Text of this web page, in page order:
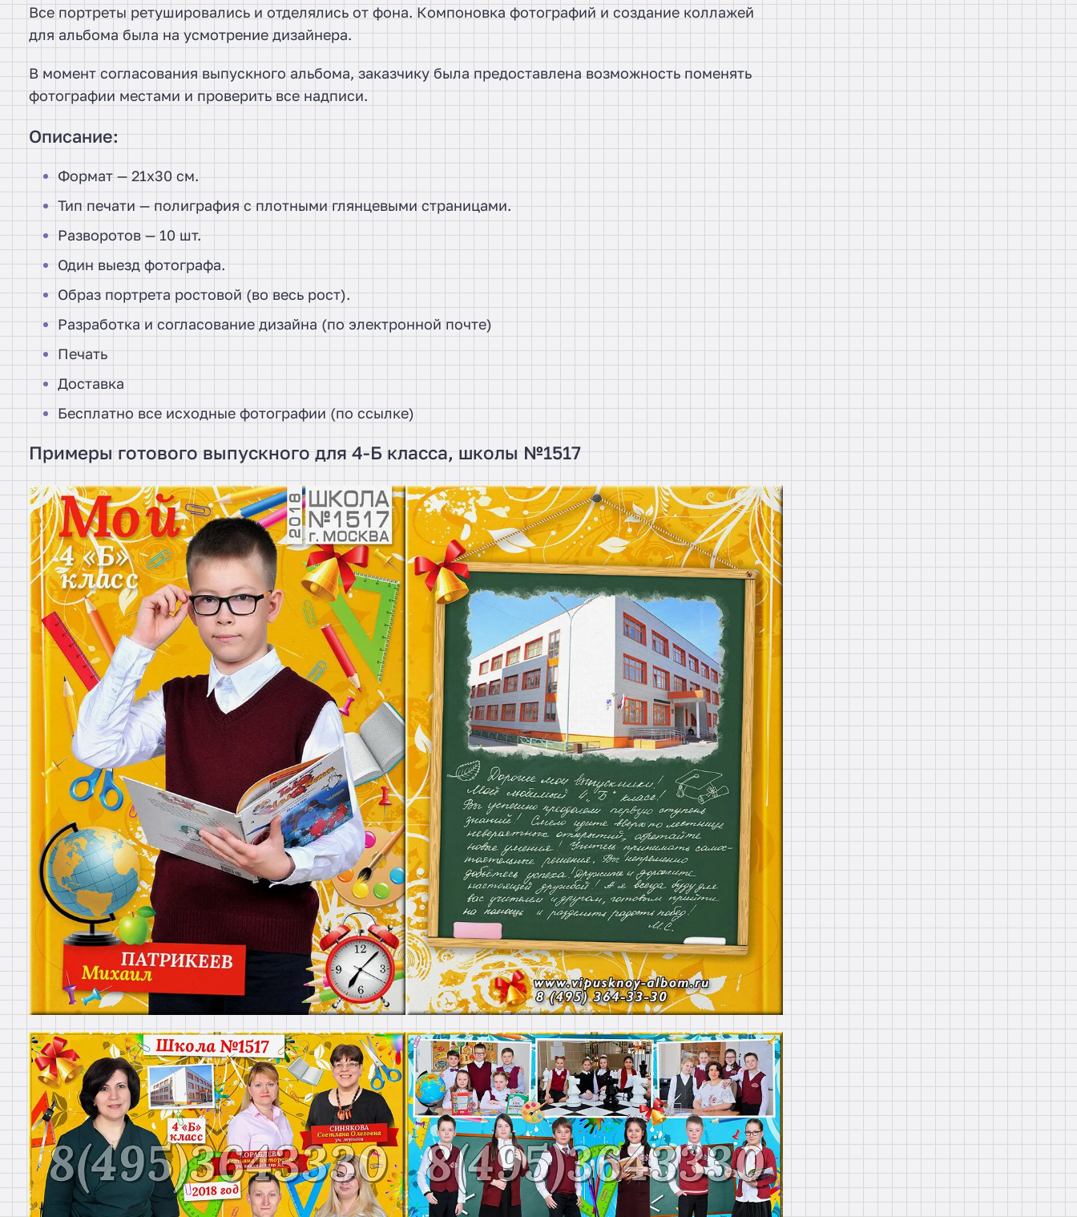
Все портреты ретушировались и отделялись от фона. Компоновка фотографий и создание коллажей
для альбома была на усмотрение дизайнера.
В момент согласования выпускного альбома, заказчику была предоставлена возможность поменять
фотографии местами и проверить все надписи.
Описание:
Формат — 21х30 см.
Тип печати — полиграфия с плотными глянцевыми страницами.
Разворотов — 10 шт.
Один выезд фотографа.
Образ портрета ростовой (во весь рост).
Разработка и согласование дизайна (по электронной почте)
Печать
Доставка
Бесплатно все исходные фотографии (по ссылке)
Примеры готового выпускного для 4-Б класса, школы №1517